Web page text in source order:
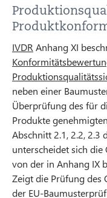
IVDR Anhang XI
neben einer
Überprüfung des für
Produkte
Abschnitt 2.1, 2.2, 2.3
unterscheidet sich
von der in Anhang IX
Zeigt die Prüfung des
der EU-